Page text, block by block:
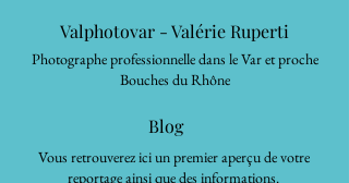
Valphotovar - Valérie Ruperti
Photographe professionnelle dans le Var et proche
Bouches du Rhône
Blog
Vous retrouverez ici un premier aperçu de votre
reportage ainsi que des informations.